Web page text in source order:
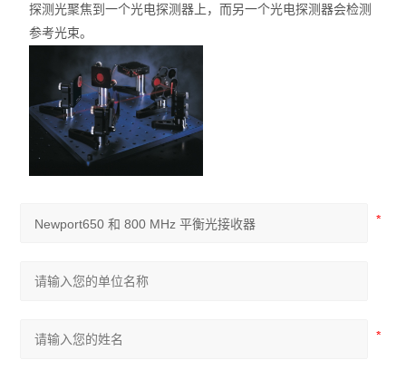
探测光聚焦到一个光电探测器上，而另一个光电探测器会检测
参考光束。